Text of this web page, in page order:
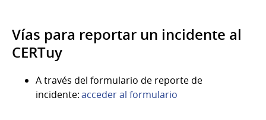
Vías para reportar un incidente al
CERTuy
A través del formulario de reporte de
incidente:acceder al formulario